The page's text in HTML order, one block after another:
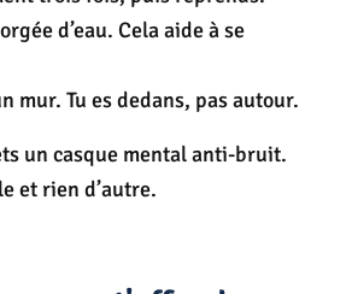
d’eau. Cela aide à se
mur. Tu es dedans, pas autour.
un casque mental anti-bruit.
et rien d’autre.